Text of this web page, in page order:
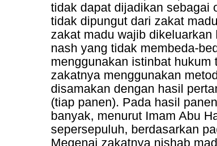
tidak dapat dijadikan sebagai
tidak dipungut dari zakat
zakat madu wajib
nash yang tidak membeda-
menggunakan istinbat
zakatnya menggunakan
disamakan dengan hasil
(tiap panen). Pada hasil
banyak, menurut Imam Abu
sepersepuluh, berdasarkan
Megenai zakatnya nishab